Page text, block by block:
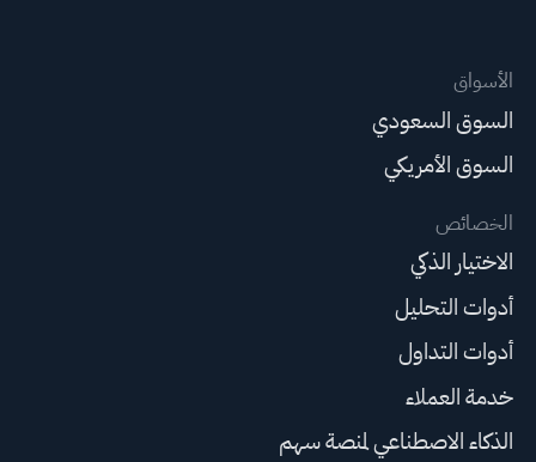
الأسواق
السوق السعودي
السوق الأمريكي
الخصائص
الاختيار الذكي
أدوات التحليل
أدوات التداول
خدمة العملاء
الذكاء الاصطناعي لمنصة سهم